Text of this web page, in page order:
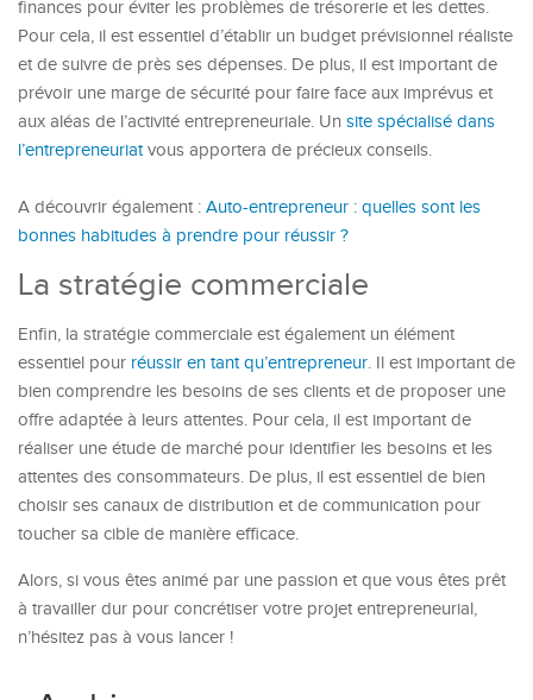
finances pour éviter les problèmes de trésorerie et les dettes.
Pour cela, il est essentiel d’établir un budget prévisionnel réaliste
et de suivre de près ses dépenses. De plus, il est important de
prévoir une marge de sécurité pour faire face aux imprévus et
aux aléas de l’activité entrepreneuriale. Un site spécialisé dans
l’entrepreneuriatvous apportera de précieux conseils.
A découvrir également : Auto-entrepreneur : quelles sont les
bonnes habitudes à prendre pour réussir ?
La stratégie commerciale
Enfin, la stratégie commerciale est également un élément
essentiel pour réussir en tant qu’entrepreneur. Il est important de
bien comprendre les besoins de ses clients et de proposer une
offre adaptée à leurs attentes. Pour cela, il est important de
réaliser une étude de marché pour identifier les besoins et les
attentes des consommateurs. De plus, il est essentiel de bien
choisir ses canaux de distribution et de communication pour
toucher sa cible de manière efficace.
Alors, si vous êtes animé par une passion et que vous êtes prêt
à travailler dur pour concrétiser votre projet entrepreneurial,
n’hésitez pas à vous lancer !